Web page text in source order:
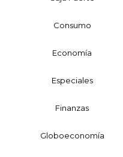
Consumo
Economía
Especiales
Finanzas
Globoeconomía